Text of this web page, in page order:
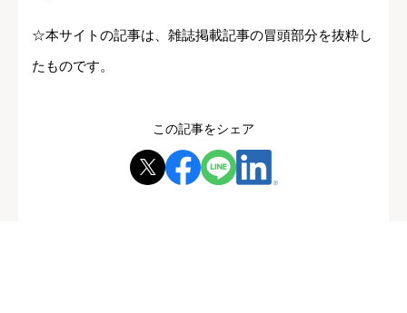
☆本サイトの記事は、雑誌掲載記事の冒頭部分を抜粋し
たものです。
この記事をシェア